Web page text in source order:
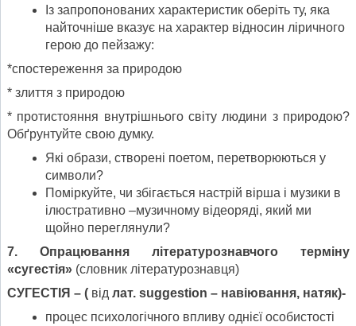
Із запропонованих характеристик оберіть ту, яка
найточніше вказує на характер відносин ліричного
герою до пейзажу:
*спостереження за природою
* злиття з природою
* протистояння внутрішнього світу людини з природою?
Обґрунтуйте свою думку.
Які образи, створені поетом, перетворюються у
символи?
Поміркуйте, чи збігається настрій вірша і музики в
ілюстративно –музичному відеоряді, який ми
щойно переглянули?
7. Опрацювання літературознавчого терміну
«сугестія» (словник літературознавця)
СУГЕСТІЯ – ( від лат. suggestion – навіювання, натяк)-
процес психологічного впливу однієї особистості